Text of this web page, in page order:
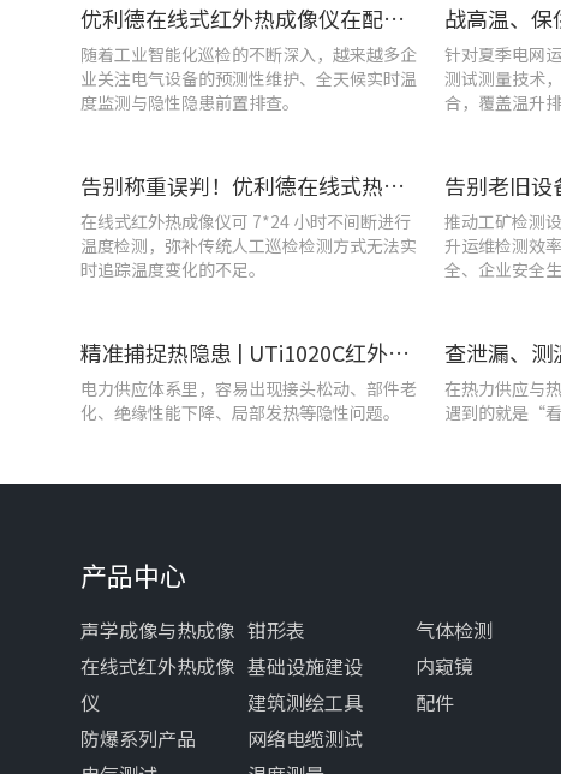
优利德在线式红外热成像仪在配电柜运维中的实测应用(系列篇)
随着工业智能化巡检的不断深入，越来越多企
业关注电气设备的预测性维护、全天候实时温
度监测与隐性隐患前置排查。
针对夏季电网
测试测量技术
合，覆盖温升
告别称重误判！优利德在线式热成像仪重构新材料铸造注液控制逻辑
在线式红外热成像仪可 7*24 小时不间断进行
温度检测，弥补传统人工巡检检测方式无法实
时追踪温度变化的不足。
推动工矿检测
升运维检测效
全、企业安全
精准捕捉热隐患 | UTi1020C红外热成像仪在发电站的实测应用
电力供应体系里，容易出现接头松动、部件老
化、绝缘性能下降、局部发热等隐性问题。
在热力供应与
遇到的就是“
产品中心
声学成像与热成像
在线式红外热成像
仪
防爆系列产品
钳形表
基础设施建设
建筑测绘工具
网络电缆测试
气体检测
内窥镜
配件